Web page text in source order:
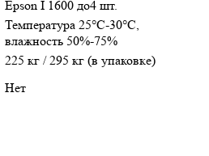
Epson I 1600 до4 шт.
Температура 25°C-30°C,
влажность 50%-75%
225 кг / 295 кг (в упаковке)
Нет